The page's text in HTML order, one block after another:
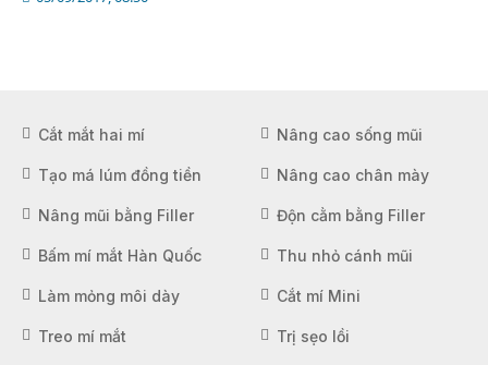
Cắt mắt hai mí Nâng cao sống mũi
Tạo má lúm đồng tiền Nâng cao chân mày
Nâng mũi bằng Filler Độn cằm bằng Filler
Bấm mí mắt Hàn Quốc Thu nhỏ cánh mũi
Làm mỏng môi dày Cắt mí Mini
Treo mí mắt Trị sẹo lồi